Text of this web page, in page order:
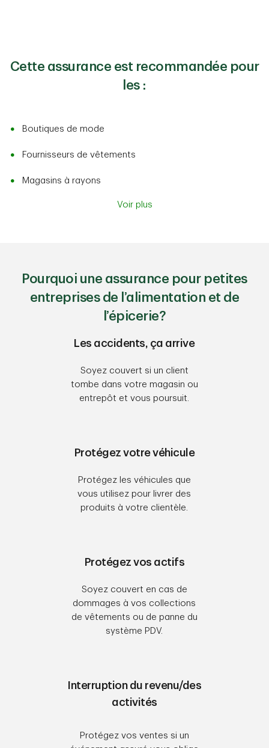
Cette assurance est recommandée pour
les :
Boutiques de mode
Fournisseurs de vêtements
Magasins à rayons
Voir plus
Pourquoi une assurance pour petites
entreprises de l’alimentation et de
l’épicerie?
Les accidents, ça arrive
Soyez couvert si un client
tombe dans votre magasin ou
entrepôt et vous poursuit.
Protégez votre véhicule
Protégez les véhicules que
vous utilisez pour livrer des
produits à votre clientèle.
Protégez vos actifs
Soyez couvert en cas de
dommages à vos collections
de vêtements ou de panne du
système PDV.
Interruption du revenu/des
activités
Protégez vos ventes si un